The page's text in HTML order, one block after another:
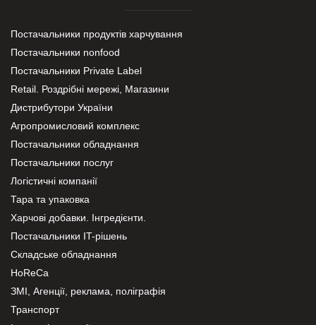
Постачальники продуктів харчування
Постачальники nonfood
Постачальники Private Label
Retail. Роздрібні мережі, Магазини
Дистрибутори України
Агропромисловий комплекс
Постачальники обладнання
Постачальники послуг
Логістичні компанії
Тара та упаковка
Харчові добавки. Інгредієнти.
Постачальники IT-рішень
Складське обладнання
HoReCa
ЗМІ, Агенції, реклама, поліграфія
Транспорт